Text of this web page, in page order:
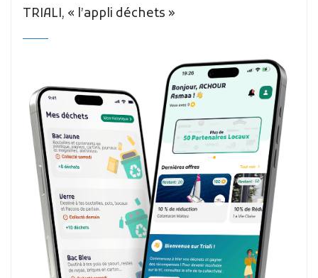
TRIALI, « l’appli déchets »